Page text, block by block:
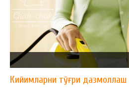
Кийимларни тўғри дазмоллаш